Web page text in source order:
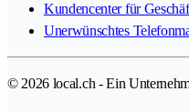
Kundencenter für
Unerwünschtes
© 2026 local.ch - Ein